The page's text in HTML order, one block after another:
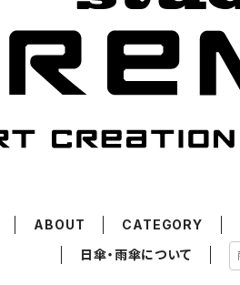
ABOUT CATEGORY
日傘・雨傘について